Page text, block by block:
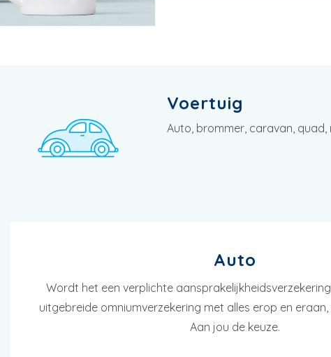
Voertuig
Auto, brommer, caravan,
Auto
Wordt het een verplichte
uitgebreide omniumverzekering met alles erop en
Aan jou de keuze.